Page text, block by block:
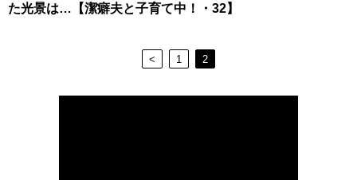
た光景は…【潔癖夫と子育て中！・32】
< 1 2